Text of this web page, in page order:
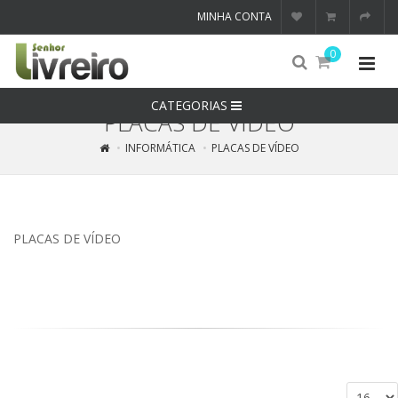
MINHA CONTA
0
CATEGORIAS
PLACAS DE VÍDEO
INFORMÁTICA PLACAS DE VÍDEO
PLACAS DE VÍDEO